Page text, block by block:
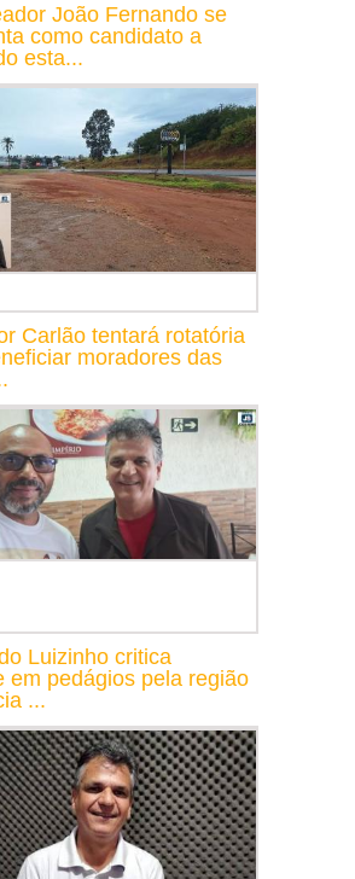
João Fernando se
como candidato a
esta...
Carlão tentará rotatória
moradores das
Luizinho critica
em pedágios pela região
...